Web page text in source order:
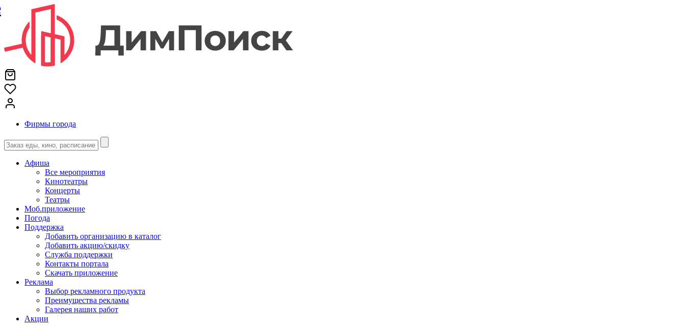
Фирмы города
Афиша
Все мероприятия
Кинотеатры
Концерты
Театры
Моб.приложение
Погода
Поддержка
Добавить организацию в каталог
Добавить акцию/скидку
Служба поддержки
Контакты портала
Скачать приложение
Реклама
Выбор рекламного продукта
Преимущества рекламы
Галерея наших работ
Акции